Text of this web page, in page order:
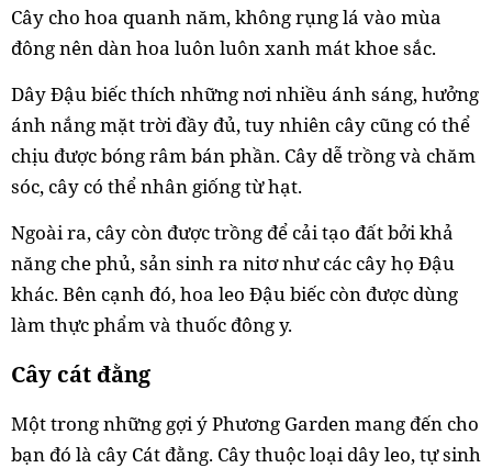
Cây cho hoa quanh năm, không rụng lá vào mùa
đông nên dàn hoa luôn luôn xanh mát khoe sắc.
Dây Đậu biếc thích những nơi nhiều ánh sáng, hưởng
ánh nắng mặt trời đầy đủ, tuy nhiên cây cũng có thể
chịu được bóng râm bán phần. Cây dễ trồng và chăm
sóc, cây có thể nhân giống từ hạt.
Ngoài ra, cây còn được trồng để cải tạo đất bởi khả
năng che phủ, sản sinh ra nitơ như các cây họ Đậu
khác. Bên cạnh đó, hoa leo Đậu biếc còn được dùng
làm thực phẩm và thuốc đông y.
Cây cát đằng
Một trong những gợi ý Phương Garden mang đến cho
bạn đó là cây Cát đằng. Cây thuộc loại dây leo, tự sinh